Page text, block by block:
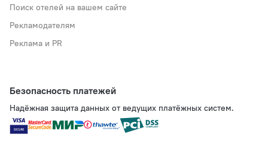
Поиск отелей на вашем сайте
Рекламодателям
Реклама и PR
Безопасность платежей
Надёжная защита данных от ведущих платёжных систем.